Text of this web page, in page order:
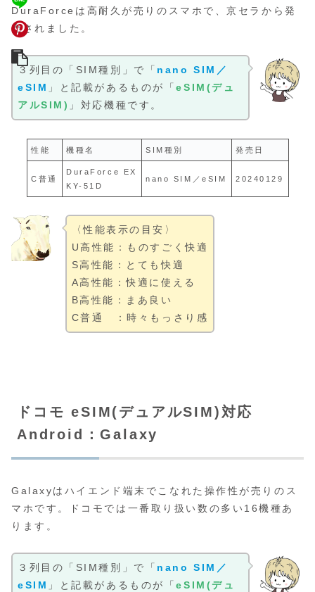
DuraForceは高耐久が売りのスマホで、京セラから発
売されました。
３列目の「SIM種別」で「 nano SIM／
eSIM 」と記載があるものが「eSIM(デュ
アルSIM) 」対応機種です。
性能 機種名 SIM種別 発売日
C普通
DuraForce EX
KY-51D
nano SIM／eSIM 20240129
〈性能表示の目安〉
U高性能：ものすごく快適
S高性能：とても快適
A高性能：快適に使える
B高性能：まあ良い
C普通 ：時々もっさり感
ドコモ eSIM(デュアルSIM)対応
Android：Galaxy
Galaxyはハイエンド端末でこなれた操作性が売りのス
マホです。ドコモでは一番取り扱い数の多い16機種あ
ります。
３列目の「SIM種別」で「 nano SIM／
eSIM 」と記載があるものが「eSIM(デュ